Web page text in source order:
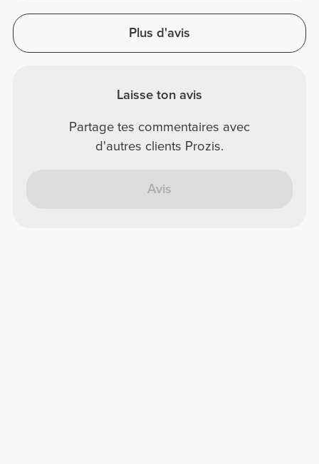
Plus d'avis
Laisse ton avis
Partage tes commentaires avec
d'autres clients Prozis.
Avis